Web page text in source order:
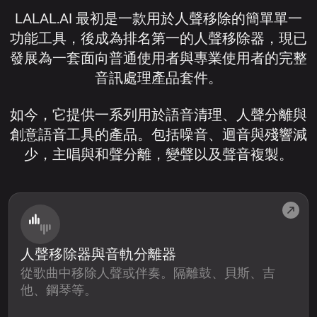
LALAL.AI 最初是一款用於人聲移除的簡單單一
功能工具，後成為排名第一的人聲移除器，現已
發展為一套面向普通使用者與專業使用者的完整
音訊處理產品套件。
如今，它提供一系列用於語音清理、人聲分離與
創意語音工具的產品。包括噪音、迴音與殘響減
少，主唱與和聲分離，變聲以及聲音複製。
人聲移除器與音軌分離器
從歌曲中移除人聲或伴奏。隔離鼓、貝斯、吉
他、鋼琴等。